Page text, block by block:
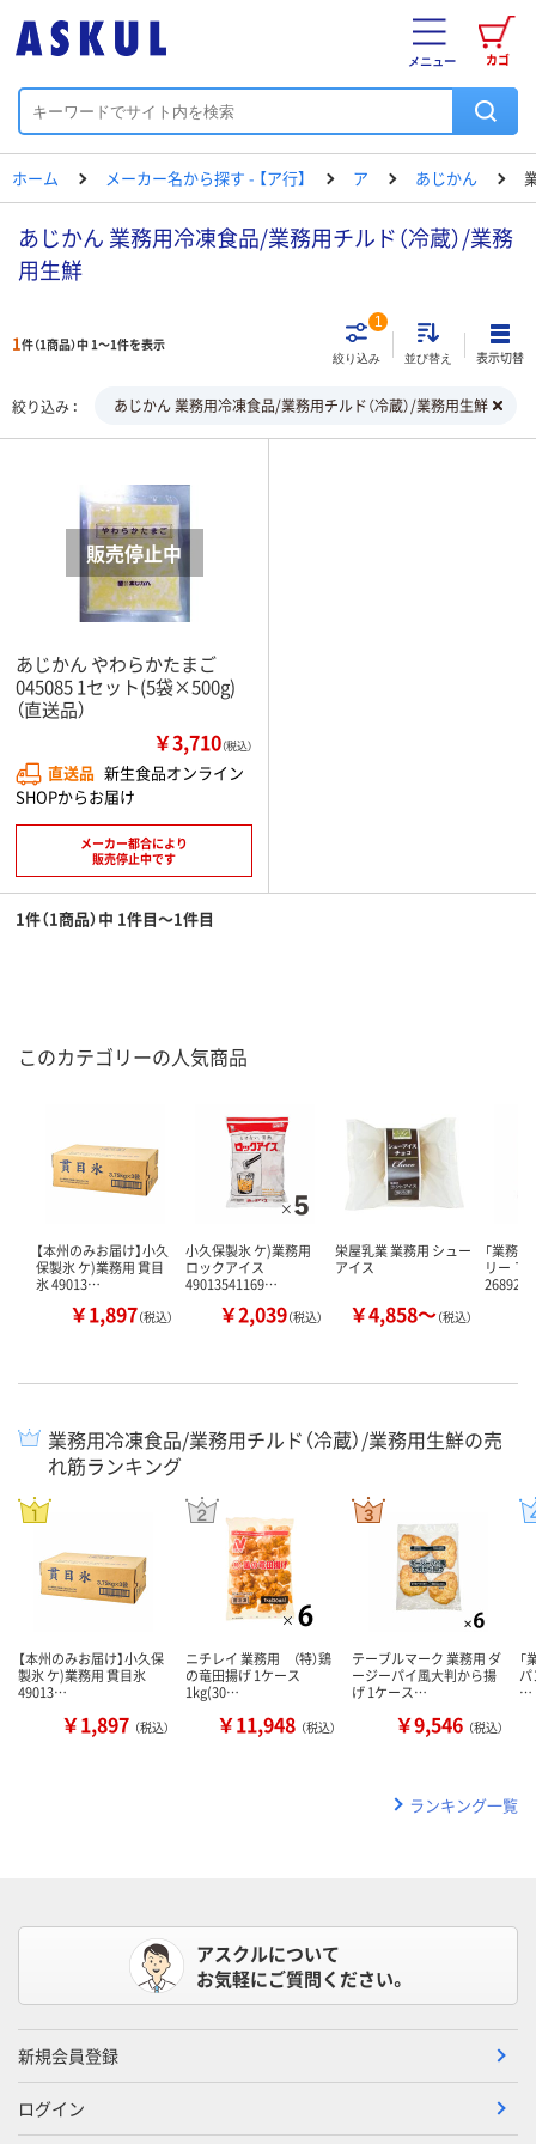
カゴ
メニュー
ホーム メーカー名から探す - 【ア行】 ア あじかん
あじかん 業務用冷凍食品/業務用チルド（冷蔵）/業務
用生鮮
1件（1商品）中 1～1件を表示
絞り込み
1
並び替え 表示切替
絞り込み あじかん 業務用冷凍食品/業務用チルド（冷蔵）/業務用生鮮
あじかん やわらかたまご
045085 1セット(5袋×500g)
（直送品）
￥3,710（税込）
直送品 新生食品オンライン
SHOPからお届け
メーカー都合により
販売停止中です
1件（1商品）中 1件目～1件目
このカテゴリーの人気商品
【本州のみお届け】小久
保製氷 ケ)業務用 貫目
氷 49013…
￥1,897（税込）
小久保製氷 ケ)業務用
ロックアイス
49013541169…
￥2,039（税込）
栄屋乳業 業務用 シュー
アイス
￥4,858～（税込）
「業務
リー Ｔ
26892 …
業務用冷凍食品/業務用チルド（冷蔵）/業務用生鮮の売
れ筋ランキング
【本州のみお届け】小久保
製氷 ケ)業務用 貫目氷
49013…
￥1,897 （税込）
ニチレイ 業務用 （特）鶏
の竜田揚げ 1ケース
1kg(30…
￥11,948 （税込）
テーブルマーク 業務用 ダ
ージーパイ風大判から揚
げ 1ケース…
￥9,546 （税込）
…
ランキング一覧
アスクルについて
お気軽にご質問ください。
新規会員登録
ログイン